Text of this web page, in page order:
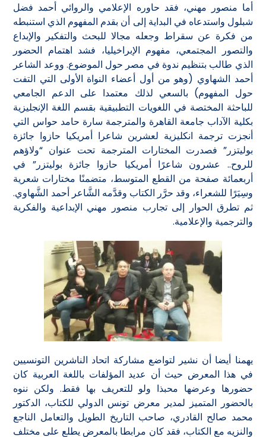
أما منصور مهني، فقد حاوره الإعلامي والروائي أحمد فضل
شبلول واستدعاه في البداية إلى أن بقدم المفهوم الذي استنبطه
من فكرة عن سقراط وجعله مجالا للبحث والتفكير والإبداع
والتصور المجتمعي، مفهوم الإبراخيليا، فشد اهتمام الحضور
الذي طالب بتنظيم ندوة في مصر حول الموضوع. ووعد الشاعر
أحمد الشهاوي (وهو من أول أعضاء النواة الأولى التي التفت
حول المفهوم) بالسعي لذلك معتمدا على الدعم الجامعي
للباحثة المختصة في اللغويات التطبيقية بقسم اللغة الإنجليزية
بكلية الآداب جامعة القاهرة والمترجمة سارة حامد حواس التي
أنجزت ترجمة انكليزية لعشرين شاعرا أمريكيا حازوا جائزة
بوليتزر” فصدرت المختارات المترجمة تحت عنوان “ولاؤهم
للروح.. عشرون شاعرًا أمريكيا حازوا جائزة بوليتزر” في
أربعمائة صفحة من القطع المتوسط، متضمنًا مختارات شعرية
وسِيَرًا للشعراء، وقد حرَّر الكتاب وقدَّمه الشَّاعر أحمد الشَّهاوي.
ثم تطرق الحوار إلى تجارب منصور مهني الإبداعية والفكرية
والترجمية والإعلامية.
يهمنا أيضا أن نشير لتواضع مشاركة اتحاد الناشرين التونسيين
في هذا المعرض حيث أن عديد المؤلفات باللغة العربية كان
حضورها وعرضها محبذا ولو للتعريف بها فقط. ولكن ننوه
بالحضور المتميز لمدير معرض تونس الدولي للكتاب، الدكتور
محمد صالح القادري، صاحب التاريخ الطويل والتعامل الناجع
والنزيه مع الكتاب، فقد كان مرابطا بالمعرض يطلع على مختلف